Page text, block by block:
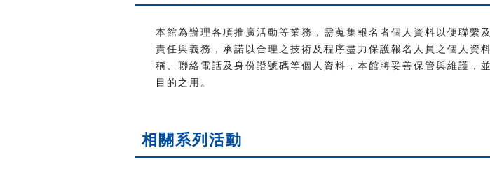
本館為辦理各項推廣活動等業務，需蒐集報名者個人資料以便聯繫
責任與義務，承諾以合理之技術及程序盡力保護報名人員之個人
稱、聯絡電話及身份證號碼等個人資料，本館將妥善保管與維護，
目的之用。
相關系列活動